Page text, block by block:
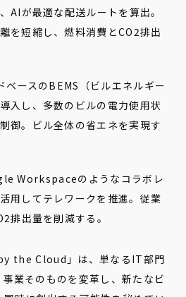
AIが最適な配送ルートを算出。
を短縮し、燃料消費とCO2排出
ベースのBEMS（ビルエネルギー
入し、多数のビルの電力使用状
御。ビル全体の省エネを実現す
Workspaceのようなコラボレ
用してテレワークを推進。従業
排出量を削減する。
the Cloud」は、単なるIT部門
業そのものを変革し、新たなビ